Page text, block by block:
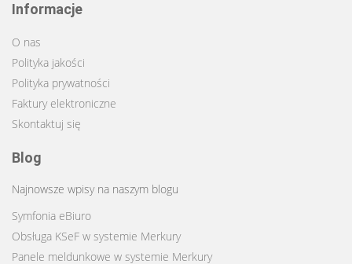
Informacje
O nas
Polityka jakości
Polityka prywatności
Faktury elektroniczne
Skontaktuj się
Blog
Najnowsze wpisy na naszym blogu
Symfonia eBiuro
Obsługa KSeF w systemie Merkury
Panele meldunkowe w systemie Merkury